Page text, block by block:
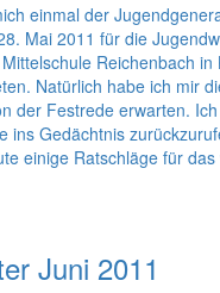
einmal der
Mai 2011 für die
Reichenbach in
Natürlich habe ich mir
der Festrede erwarten.
ins Gedächtnis
einige Ratschläge für
Juni 2011